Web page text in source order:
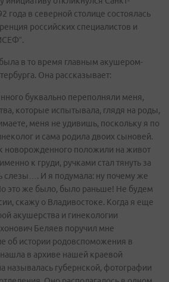
года в северной столице состоялась
российских специалистов и
в то время главным акушером-
Она рассказывает:
буквально переполняли меня,
которые испытывала, глядя на роды,
меня не удивишь, поскольку я по
и сама родила двоих сыновей.
новорожденного положили на живот
к груди, ручками стал тянуть за
слезы…. И я подумала: ну почему же
это же было, было раньше! Не будем
скажу о Владивостоке. Когда я еще
акушерства и гинекологии
Беляев поручил мне
об истории родовспоможения в
в архиве нашей краевой
называлась губернской, фотографии